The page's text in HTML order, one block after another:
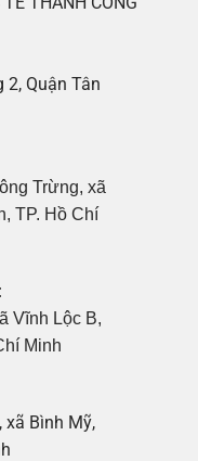
2, Quận Tân
Trừng, xã
TP. Hồ Chí
Vĩnh Lộc B,
Minh
xã Bình Mỹ,